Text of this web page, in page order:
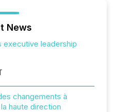
News
executive leadership
changements à
haute direction